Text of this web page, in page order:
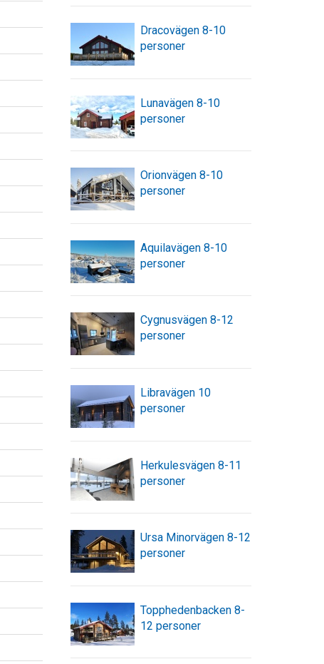
Dracovägen 8-10
personer
Lunavägen 8-10
personer
Orionvägen 8-10
personer
Aquilavägen 8-10
personer
Cygnusvägen 8-12
personer
Libravägen 10
personer
Herkulesvägen 8-11
personer
Ursa Minorvägen 8-12
personer
Topphedenbacken 8-
12 personer